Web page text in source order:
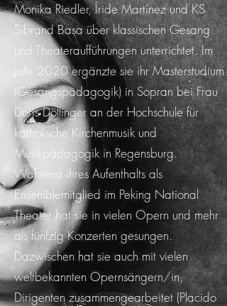
Monika Riedler, Íride Martínez und KS
Sibrand Basa über klassischen Gesang
und Theateraufführungen unterrichtet. Im
Jahr 2020 ergänzte sie ihr Masterstudium
(Gesangspädagogik) in Sopran bei Frau
Doris Döllinger an der Hochschule für
katholische Kirchenmusik und
Musikpädagogik in Regensburg.
Während ihres Aufenthalts als
Ensemblemitglied im Peking National
Theater hat sie in vielen Opern und mehr
als fünfzig Konzerten gesungen.
Dazwischen hat sie auch mit vielen
weltbekannten Opernsängern/in,
Dirigenten zusammengearbeitet (Placido